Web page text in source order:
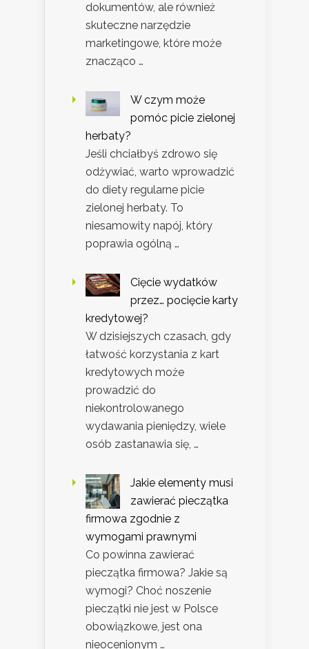
dokumentów, ale również
skuteczne narzędzie
marketingowe, które może
znacząco …
W czym może
pomóc picie zielonej
herbaty?
Jeśli chciałbyś zdrowo się
odżywiać, warto wprowadzić
do diety regularne picie
zielonej herbaty. To
niesamowity napój, który
poprawia ogólną …
Cięcie wydatków
przez… pocięcie karty
kredytowej?
W dzisiejszych czasach, gdy
łatwość korzystania z kart
kredytowych może
prowadzić do
niekontrolowanego
wydawania pieniędzy, wiele
osób zastanawia się, …
Jakie elementy musi
zawierać pieczątka
firmowa zgodnie z
wymogami prawnymi
Co powinna zawierać
pieczątka firmowa? Jakie są
wymogi? Choć noszenie
pieczątki nie jest w Polsce
obowiązkowe, jest ona
nieocenionym …